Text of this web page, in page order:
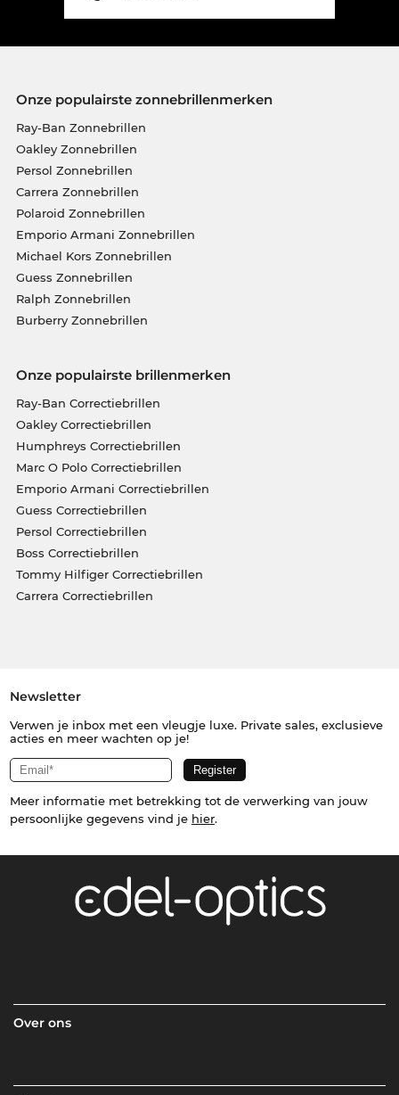
Onze populairste zonnebrillenmerken
Ray-Ban Zonnebrillen
Oakley Zonnebrillen
Persol Zonnebrillen
Carrera Zonnebrillen
Polaroid Zonnebrillen
Emporio Armani Zonnebrillen
Michael Kors Zonnebrillen
Guess Zonnebrillen
Ralph Zonnebrillen
Burberry Zonnebrillen
Onze populairste brillenmerken
Ray-Ban Correctiebrillen
Oakley Correctiebrillen
Humphreys Correctiebrillen
Marc O Polo Correctiebrillen
Emporio Armani Correctiebrillen
Guess Correctiebrillen
Persol Correctiebrillen
Boss Correctiebrillen
Tommy Hilfiger Correctiebrillen
Carrera Correctiebrillen
Newsletter
Verwen je inbox met een vleugje luxe. Private sales, exclusieve
acties en meer wachten op je!
Meer informatie met betrekking tot de verwerking van jouw
persoonlijke gegevens vind je hier.
Over ons